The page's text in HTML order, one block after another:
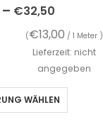
– €32,50
(€13,00 / 1 Meter )
Lieferzeit: nicht
angegeben
WÄHLEN